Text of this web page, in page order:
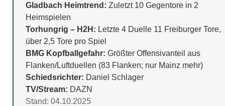
Gladbach Heimtrend: Zuletzt 10 Gegentore in 2
Heimspielen
Torhungrig – H2H: Letzte 4 Duelle 11 Freiburger Tore,
über 2,5 Tore pro Spiel
BMG Kopfballgefahr: Größter Offensivanteil aus
Flanken/Luftduellen (83 Flanken; nur Mainz mehr)
Schiedsrichter: Daniel Schlager
TV/Stream: DAZN
Stand: 04.10.2025